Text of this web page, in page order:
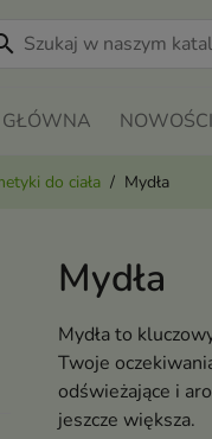
NOWOŚCI
do ciała Mydła
Mydła
Mydła to
Twoje
odświeżające i
jeszcze większa.